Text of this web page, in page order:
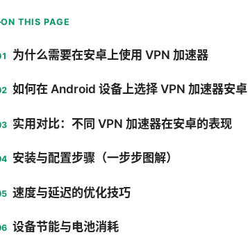
ON THIS PAGE
为什么需要在安卓上使用 VPN 加速器
如何在 Android 设备上选择 VPN 加速器安卓
实用对比：不同 VPN 加速器在安卓的表现
安装与配置步骤（一步步图解）
速度与延迟的优化技巧
设备节能与电池消耗